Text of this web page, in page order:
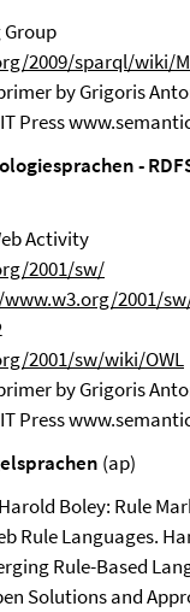
Group
2009/sparql/wiki/
by Grigoris
Press
-
Activity
2001/sw/
2001/
2001/sw/wiki/OWL
by Grigoris
Press
(ap)
Boley: Rule
Rule Languages.
Rule-Based
Solutions and